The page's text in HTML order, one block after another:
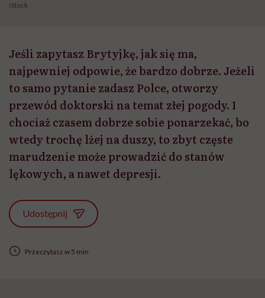
iStock
Jeśli zapytasz Brytyjkę, jak się ma,
najpewniej odpowie, że bardzo dobrze. Jeżeli
to samo pytanie zadasz Polce, otworzy
przewód doktorski na temat złej pogody. I
chociaż czasem dobrze sobie ponarzekać, bo
wtedy trochę lżej na duszy, to zbyt częste
marudzenie może prowadzić do stanów
lękowych, a nawet depresji.
Udostępnij
Przeczytasz w 5 min